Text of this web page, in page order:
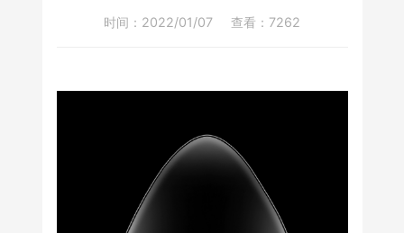
时间：2022/01/07 查看：7262